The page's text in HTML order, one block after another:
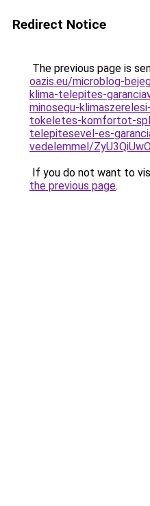
Redirect Notice
The previous page is
oazis.eu/microblog-
klima-telepites-
minosegu-
tokeletes-komfortot-
telepitesevel-es-
vedelemmel/
If you do not want to
the previous page.